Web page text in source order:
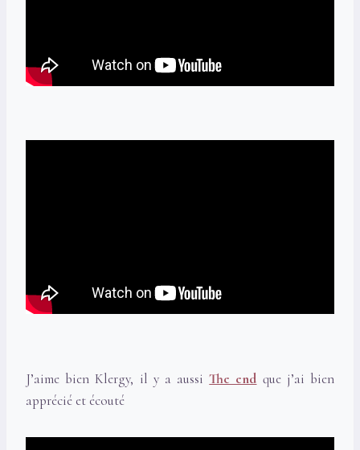
J’aime bien Klergy, il y a aussiThe end que j’ai bien
apprécié et écouté